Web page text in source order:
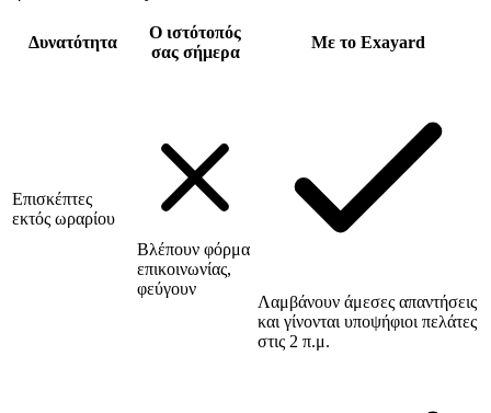
Δυνατότητα
Ο ιστότοπός
σας σήμερα
Με το Exayard
Επισκέπτες
εκτός ωραρίου
Βλέπουν φόρμα
επικοινωνίας,
φεύγουν
Λαμβάνουν άμεσες απαντήσεις
και γίνονται υποψήφιοι πελάτες
στις 2 π.μ.